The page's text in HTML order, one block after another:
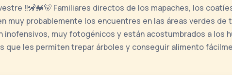
‼️🦨🦝🐻 Familiares directos de los mapaches, los
muy probablemente los encuentres en las áreas verdes de
muy fotogénicos y están acostumbrados a los
que les permiten trepar árboles y conseguir alimento